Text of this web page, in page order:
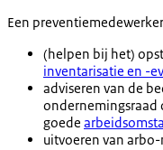
Een
(helpen bij het)
inventarisatie en -
adviseren van de
ondernemingsraad
goede
uitvoeren van